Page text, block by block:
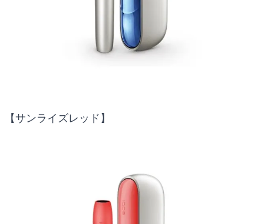
【サンライズレッド】